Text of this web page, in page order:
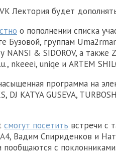
Лектория будет
о пополнении списка
Бузовой, группам
& SIDOROV, а также
nkeeei, uniqe и ARTEM
программа на
DJ KATYA GUSEVA,
смогут посетить встречи с
Вадим Спириденков и
пообщаются с